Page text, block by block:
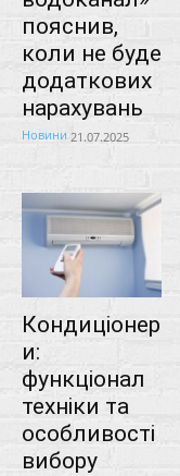
пояснив,
коли не буде
додаткових
нарахувань
Новини 21.07.2025
Кондиціонер
и:
функціонал
техніки та
особливості
вибору